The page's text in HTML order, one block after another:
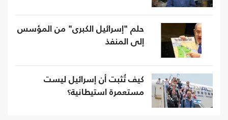
حلم "إسرائيل الكبرى" من المؤسس
إلى المنفذ
كيف تُثبت أن إسرائيل ليست
مستعمرة استيطانية؟